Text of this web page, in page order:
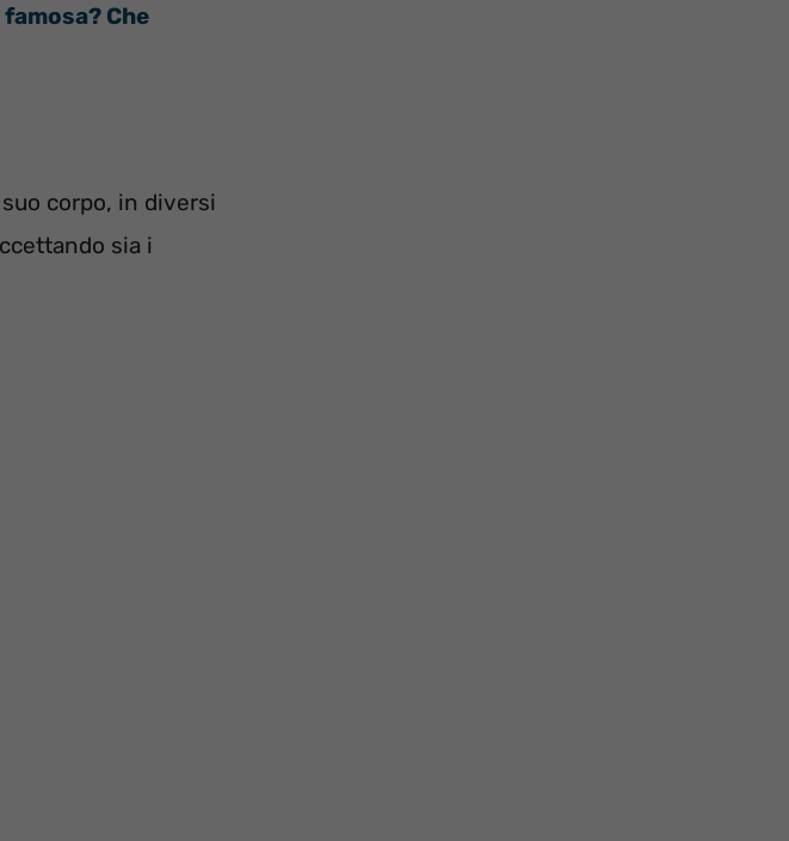
Che
corpo, in diversi
sia i